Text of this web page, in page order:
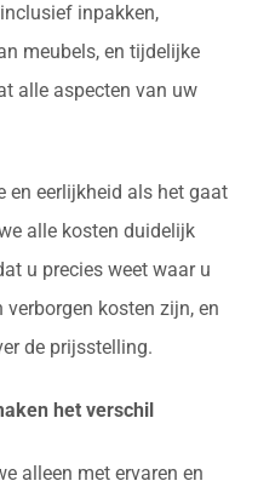
inpakken,
meubels, en tijdelijke
alle aspecten van uw
en eerlijkheid als het gaat
alle kosten duidelijk
u precies weet waar u
verborgen kosten zijn, en
de prijsstelling.
het verschil
alleen met ervaren en